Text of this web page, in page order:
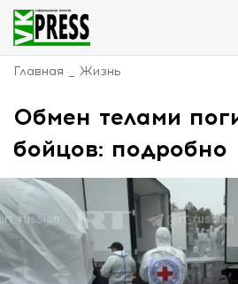
Главная Жизнь
Обмен телами
бойцов: подробно